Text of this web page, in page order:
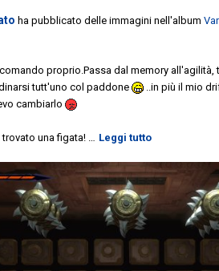
ha pubblicato delle immagini nell'album
proprio.Passa dal memory
tutt'uno col paddone
..in più il mio
cambiarlo
una figata! … Leggi tutto